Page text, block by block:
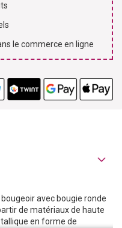
le commerce en ligne
avec bougie ronde
de matériaux de haute
en forme de